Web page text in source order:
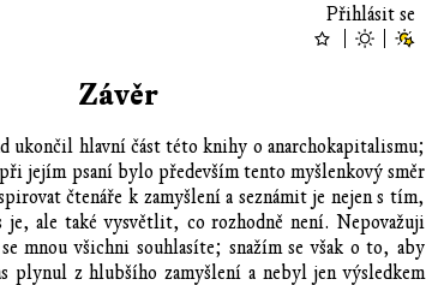
Přihlásit se
Závěr
ukončil hlavní část této knihy o anarchokapitalismu;
jejím psaní bylo především tento myšlenkový směr
čtenáře k zamyšlení a seznámit je nejen s tím,
je, ale také vysvětlit, co rozhodně není. Nepovažuji
mnou všichni souhlasíte; snažím se však o to, aby
plynul z hlubšího zamyšlení a nebyl jen výsledkem